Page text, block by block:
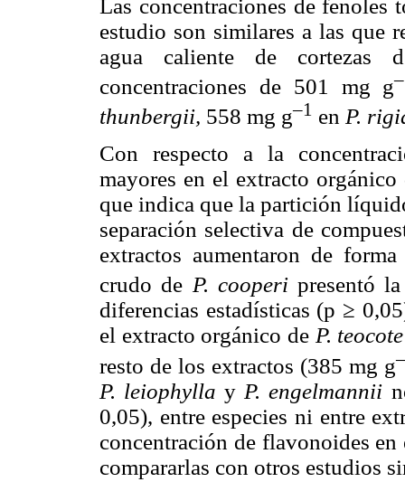
Las concentraciones de fenoles
estudio son similares a las que
agua caliente de cortezas
concentraciones de 501 mg g
thunbergii, 558 mg g–1 en P.
Con respecto a la
mayores en el extracto
que indica que la partición
separación selectiva de
extractos aumentaron de
crudo de P. cooperipresentó
diferencias estadísticas (p ≥
el extracto orgánico de P.
resto de los extractos (385 mg g
P. leiophyllay P. engelmannii
0,05), entre especies ni entre
concentración de flavonoides
compararlas con otros estudios